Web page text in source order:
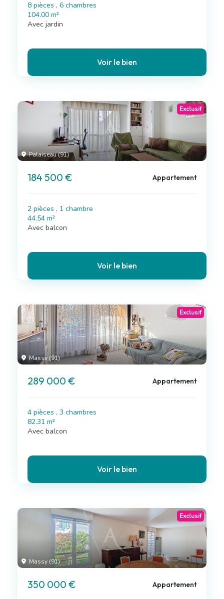
8 pièces , 6 chambres
104.00 m²
Avec jardin
Voir le bien
Palaiseau (91)
Exclusif
184 500 € Appartement
2 pièces , 1 chambre
44.54 m²
Avec balcon
Voir le bien
Massy (91)
Exclusif
289 000 € Appartement
4 pièces , 3 chambres
82.31 m²
Avec balcon
Voir le bien
Massy (91)
Exclusif
350 000 € Appartement